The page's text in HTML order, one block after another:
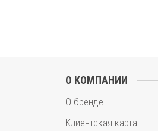
О КОМПАНИИ
О бренде
Клиентская карта